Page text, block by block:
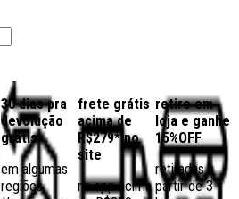
30 dias pra
devolução
grátis
em algumas
regiões,
frete grátis
acima de
R$279* no
site
no app acima
retire em
loja e ganhe
15%OFF
retiradas a
partir de 3